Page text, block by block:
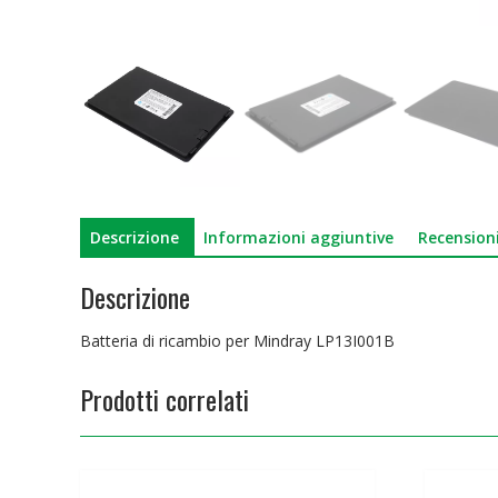
Descrizione Informazioni aggiuntive
Descrizione
Batteria di ricambio per Mindray LP13I001B
Prodotti correlati